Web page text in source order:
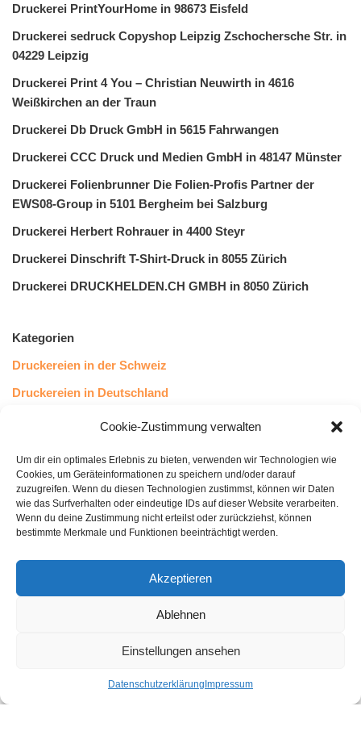
Cookie-Zustimmung verwalten
Um dir ein optimales Erlebnis zu bieten, verwenden wir Technologien wie
Cookies, um Geräteinformationen zu speichern und/oder darauf
zuzugreifen. Wenn du diesen Technologien zustimmst, können wir Daten
wie das Surfverhalten oder eindeutige IDs auf dieser Website verarbeiten.
Wenn du deine Zustimmung nicht erteilst oder zurückziehst, können
bestimmte Merkmale und Funktionen beeinträchtigt werden.
Akzeptieren
Ablehnen
Einstellungen ansehen
Datenschutzerklärung Impressum
Druckerei PrintYourHome in 98673 Eisfeld
Druckerei sedruck Copyshop Leipzig Zschochersche Str. in
04229 Leipzig
Druckerei Print 4 You – Christian Neuwirth in 4616
Weißkirchen an der Traun
Druckerei Db Druck GmbH in 5615 Fahrwangen
Druckerei CCC Druck und Medien GmbH in 48147 Münster
Druckerei Folienbrunner Die Folien-Profis Partner der
EWS08-Group in 5101 Bergheim bei Salzburg
Druckerei Herbert Rohrauer in 4400 Steyr
Druckerei Dinschrift T-Shirt-Druck in 8055 Zürich
Druckerei DRUCKHELDEN.CH GMBH in 8050 Zürich
Kategorien
Druckereien in der Schweiz
Druckereien in Deutschland
Druckereien in Österreich
Kundenstimmen
43Leserstimmen